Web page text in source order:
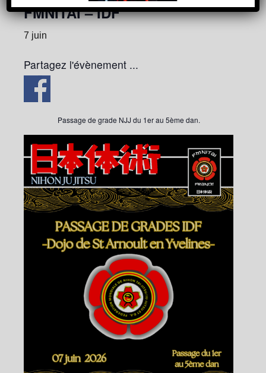
FMNITAI – IDF
7 juin
Partagez l'évènement ...
Passage de grade NJJ du 1er au 5ème dan.